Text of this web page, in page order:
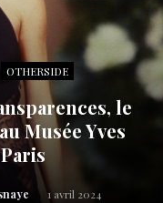
OTHERSIDE
le
Musée Yves
1 avril 2024